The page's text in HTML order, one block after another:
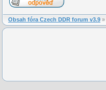
Obsah fóra Czech DDR forum v3.9 »